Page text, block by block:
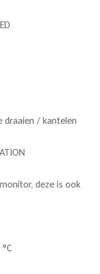
draaien / kantelen
deze is ook